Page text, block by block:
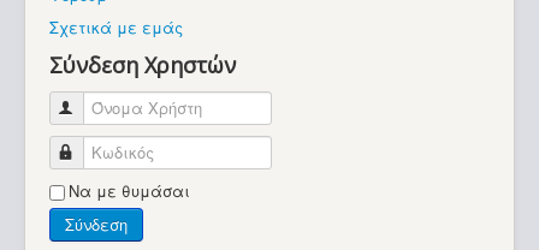
Βρίσκεστε εδώ:
Σχετικά με εμάς
Σύνδεση Χρηστών
Όνομα Χρήστη
Κωδικός
Να με θυμάσαι
Σύνδεση